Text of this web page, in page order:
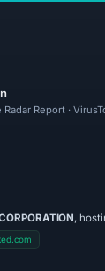
Report ·
,